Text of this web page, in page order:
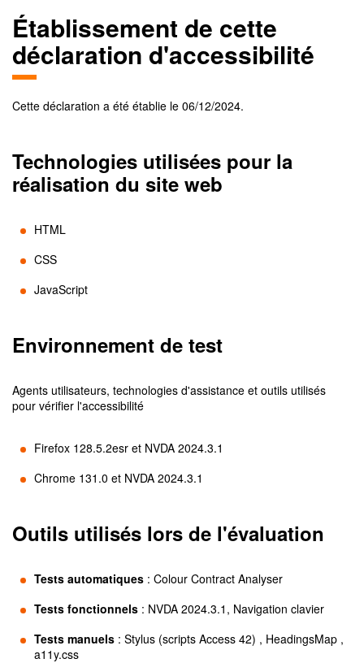
Établissement de cette
déclaration d'accessibilité
Cette déclaration a été établie le 06/12/2024.
Technologies utilisées pour la
réalisation du site web
HTML
CSS
JavaScript
Environnement de test
Agents utilisateurs, technologies d'assistance et outils utilisés
pour vérifier l'accessibilité
Firefox 128.5.2esr et NVDA 2024.3.1
Chrome 131.0 et NVDA 2024.3.1
Outils utilisés lors de l'évaluation
Tests automatiques : Colour Contract Analyser
Tests fonctionnels : NVDA 2024.3.1, Navigation clavier
Tests manuels : Stylus (scripts Access 42) , HeadingsMap ,
a11y.css